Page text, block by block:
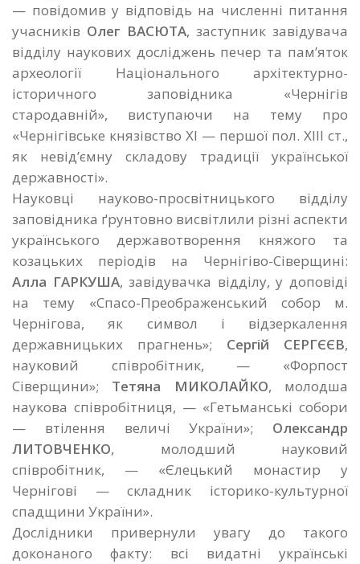
— повідомив у відповідь на численні питання
учасників Олег ВАСЮТА, заступник завідувача
відділу наукових досліджень печер та пам’яток
археології Національного архітектурно-
історичного заповідника «Чернігів
стародавній», виступаючи на тему про
«Чернігівське князівство ХІ — першої пол. ХІІІ ст.,
як невід’ємну складову традиції української
державності».
Науковці науково-просвітницького відділу
заповідника ґрунтовно висвітлили різні аспекти
українського державотворення княжого та
козацьких періодів на Чернігіво-Сіверщині:
Алла ГАРКУША, завідувачка відділу, у доповіді
на тему «Спасо-Преображенський собор м.
Чернігова, як символ і відзеркалення
державницьких прагнень»; Сергій СЕРГЄЄВ,
науковий співробітник, — «Форпост
Сіверщини»; Тетяна МИКОЛАЙКО, молодша
наукова співробітниця, — «Гетьманські собори
— втілення величі України»; Олександр
ЛИТОВЧЕНКО, молодший науковий
співробітник, — «Єлецький монастир у
Чернігові — складник історико-культурної
спадщини України».
Дослідники привернули увагу до такого
доконаного факту: всі видатні українські